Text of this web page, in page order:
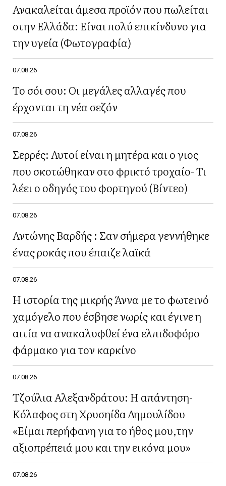
Ανακαλείται άμεσα προϊόν που πωλείται
στην Ελλάδα: Είναι πολύ επικίνδυνο για
την υγεία (Φωτογραφία)
07.08.26
Το σόι σου: Οι μεγάλες αλλαγές που
έρχονται τη νέα σεζόν
07.08.26
Σερρές: Αυτοί είναι η μητέρα και ο γιος
που σκοτώθηκαν στο φρικτό τροχαίο- Τι
λέει ο οδηγός του φορτηγού (Βίντεο)
07.08.26
Αντώνης Βαρδής : Σαν σήμερα γεννήθηκε
ένας ροκάς που έπαιζε λαϊκά
07.08.26
Η ιστορία της μικρής Άννα με το φωτεινό
χαμόγελο που έσβησε νωρίς και έγινε η
αιτία να ανακαλυφθεί ένα ελπιδοφόρο
φάρμακο για τον καρκίνο
07.08.26
Τζούλια Αλεξανδράτου: Η απάντηση-
Κόλαφος στη Χρυσηίδα Δημουλίδου
«Είμαι περήφανη για το ήθος μου,την
αξιοπρέπειά μου και την εικόνα μου»
07.08.26